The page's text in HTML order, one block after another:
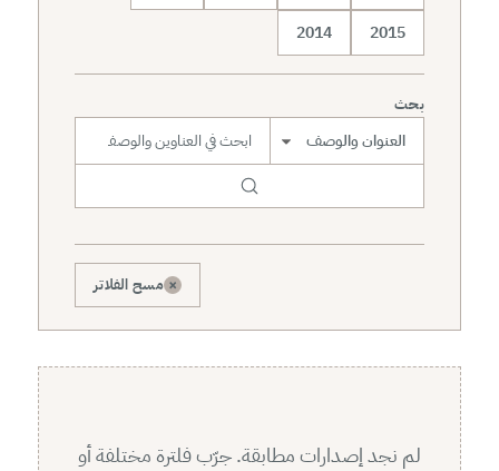
2015
2014
بحث
× مسح الفلاتر
لم نجد إصدارات مطابقة. جرّب فلترة مختلفة أو